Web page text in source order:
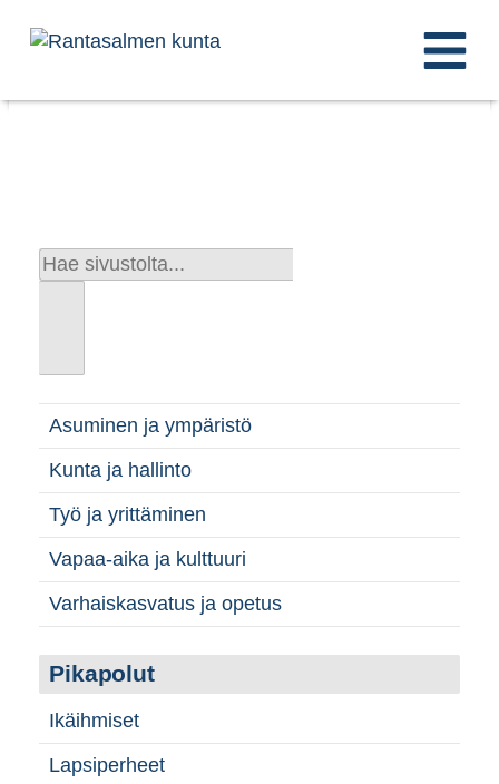
Asuminen ja ympäristö
Kunta ja hallinto
Työ ja yrittäminen
Vapaa-aika ja kulttuuri
Varhaiskasvatus ja opetus
Pikapolut
Ikäihmiset
Lapsiperheet